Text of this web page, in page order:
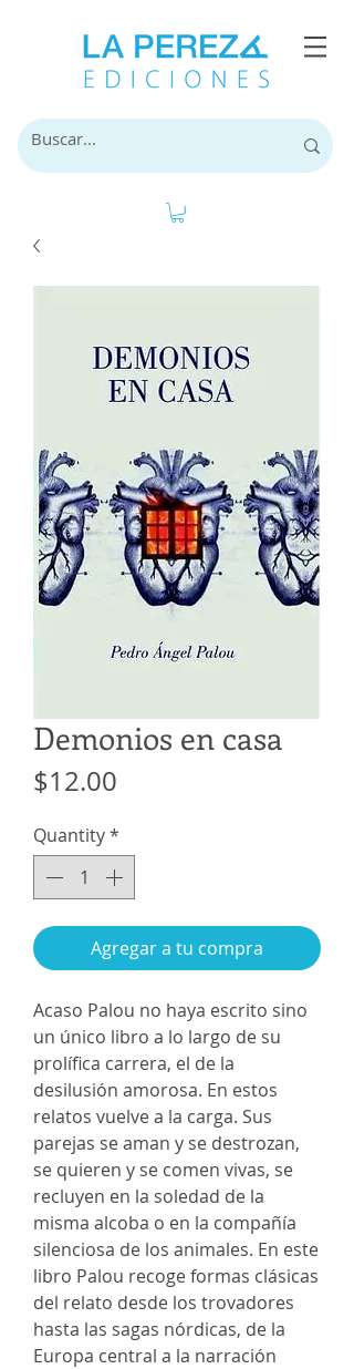
Demonios en casa
$12.00
Quantity*
Agregar a tu compra
Acaso Palou no haya escrito sino
un único libro a lo largo de su
prolíﬁca carrera, el de la
desilusión amorosa. En estos
relatos vuelve a la carga. Sus
parejas se aman y se destrozan,
se quieren y se comen vivas, se
recluyen en la soledad de la
misma alcoba o en la compañía
silenciosa de los animales. En este
libro Palou recoge formas clásicas
del relato desde los trovadores
hasta las sagas nórdicas, de la
Europa central a la narración